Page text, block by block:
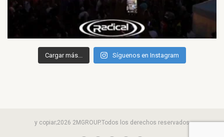
Cargar más... Síguenos en Instagram
y copiar;2026 2MGROUP.Todos los derechos reservados